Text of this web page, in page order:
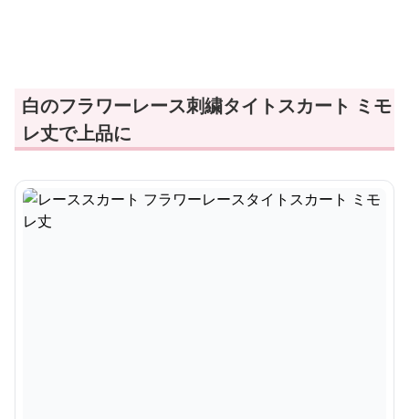
白のフラワーレース刺繍タイトスカート ミモ
レ丈で上品に